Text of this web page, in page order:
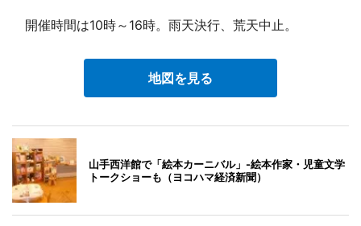
開催時間は10時～16時。雨天決行、荒天中止。
地図を見る
山手西洋館で「絵本カーニバル」-絵本作家・児童文学
トークショーも（ヨコハマ経済新聞）